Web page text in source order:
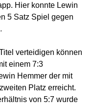
Hier konnte Lewin
5 Satz Spiel gegen
verteidigen können
einem 7:3
Hemmer der mit
Platz erreicht.
von 5:7 wurde